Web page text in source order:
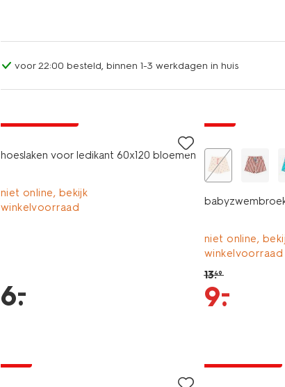
voor 22:00 besteld, binnen 1-3 werkdagen in huis
hoeslaken voor ledikant 60x120 bloemen
niet online, bekijk
winkelvoorraad
6.
–
niet online,
winkelvoorraad
13.49
9.
–